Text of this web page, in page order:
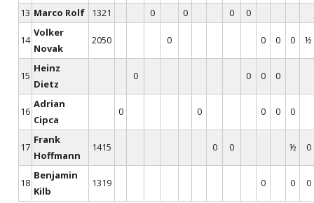
13 Marco Rolf 1321 0 0 0 0
14
Volker
Novak
2050 0 0 0 0 ½
15
Heinz
Dietz
0 0 0 0
16
Adrian
Cipca
0 0 0 0 0
17
Frank
Hoffmann
1415 0 0 ½ 0
18
Benjamin
Kilb
1319 0 0 0